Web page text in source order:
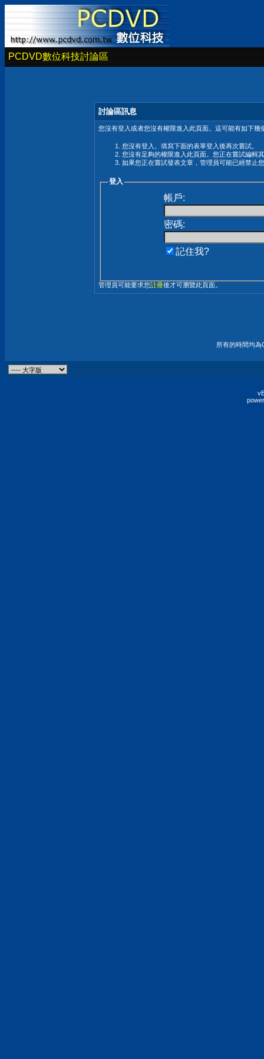
PCDVD數位科技討論區
討論區訊息
您沒有登入或者您沒有權限進入此頁面。這可能有如下幾
您沒有登入。填寫下面的表單登入後再次嘗試。
您沒有足夠的權限進入此頁面。您正在嘗試編輯
如果您正在嘗試發表文章，管理員可能已經禁止
登入
帳戶:
密碼:
記住我?
管理員可能要求您註冊後才可瀏覽此頁面。
所有的時間均為